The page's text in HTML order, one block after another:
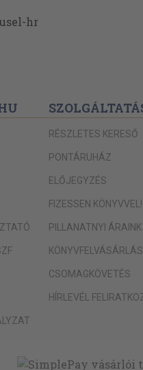
RÉSZLETES KERESŐ
PONTÁRUHÁZ
ELŐJEGYZÉS
FIZESSEN KÖNYVVEL!
PILLANATNYI ÁRAINK
KÖNYVFELVÁSÁRLÁS
CSOMAGKÖVETÉS
HÍRLEVÉL